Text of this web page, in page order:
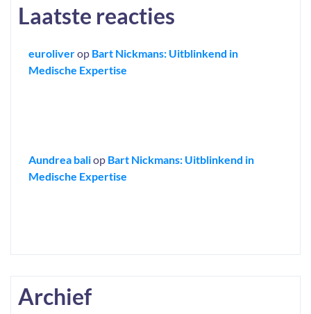
Laatste reacties
euroliverop Bart Nickmans: Uitblinkend in
Medische Expertise
Aundrea baliop Bart Nickmans: Uitblinkend in
Medische Expertise
Archief